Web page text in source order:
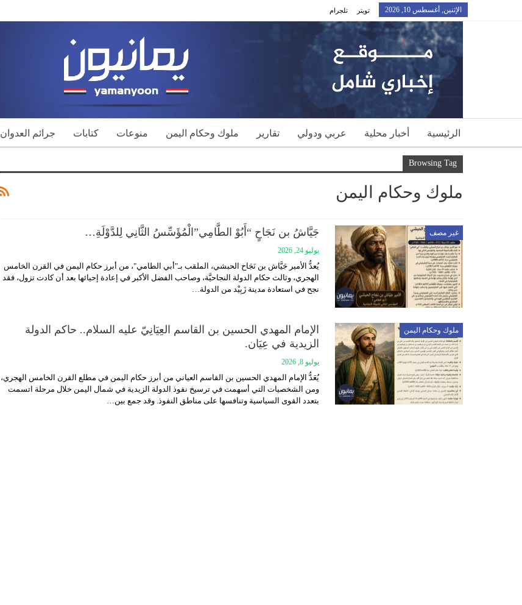
الإثنين, أغسطس 10, 2026 تويتر تلجرام
الرئيسية أخبار محلية عربي ودولي تقارير ملوك وحكام اليمن منوعات كتابات جرائم العدوان
Browsing Tag
ملوك وحكام اليمن
غير مصف جَيَّاشُ بن نَجَاحٍ “أَبُوْ الطَّامِي”الْمُؤَسِّسُ الثَّانِي لِلدَّوْلَةِ…
يوليو 24, 2026
يُعدُّ الأمير جَيَّاش بن نَجَاح الحبشي، الملقب بـ"أبي الطامي"، من أبرز حكام اليمن في القرن الخامس
الهجري، وثالث حكام الدولة النجاحيَّة، وصاحب الفضل الأكبر في إعادة إحيائها بعد أن كادت تزول، فقد
نجح في استعادة مدينة زَبِيْد من الدولة…
ملوك وحكام اليمن
الإمام المهدي الحسين بن القاسم العِيَانِيّ عليه السلام.. حاكم الدولة
الزيدية في عِيَان.
يوليو 8, 2026
يُعَدُّ الإمام المهدي الحسين بن القاسم العياني من أبرز حكام اليمن في مطلع القرن الخامس الهجري،
ومن الشخصيات التي أسهمت في ترسيخ نفوذ الدولة الزيدية في شمال اليمن خلال مرحلة اتسمت
بتعدد القوى السياسية وتنافسها على مناطق النفوذ. وقد جمع بين…